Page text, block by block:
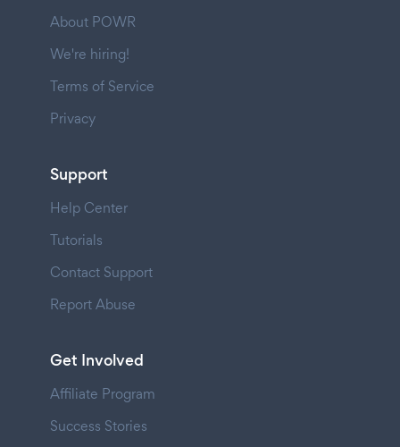
About POWR
We're hiring!
Terms of Service
Privacy
Support
Help Center
Tutorials
Contact Support
Report Abuse
Get Involved
Affiliate Program
Success Stories